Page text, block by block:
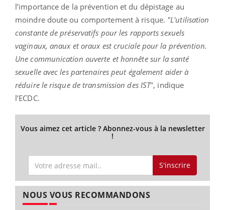
l’importance de la prévention et du dépistage au
moindre doute ou comportement à risque. "L'utilisation
constante de préservatifs pour les rapports sexuels
vaginaux, anaux et oraux est cruciale pour la prévention.
Une communication ouverte et honnête sur la santé
sexuelle avec les partenaires peut également aider à
réduire le risque de transmission des IST", indique
l’ECDC.
Vous aimez cet article ? Abonnez-vous à la newsletter
!
S'inscrire
NOUS VOUS RECOMMANDONS